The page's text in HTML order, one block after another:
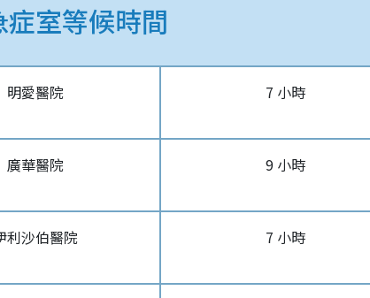
室等候時間
明愛醫院 7 小時
廣華醫院 9 小時
利沙伯醫院 7 小時